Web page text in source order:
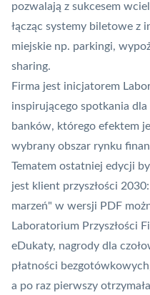
pozwalają z sukcesem
łącząc systemy biletowe z
miejskie np. parkingi,
sharing.
Firma jest inicjatorem
inspirującego spotkania
banków, którego efektem
wybrany obszar rynku
Tematem ostatniej edycji
jest klient przyszłości
marzeń" w wersji PDF
Laboratorium Przyszłości
eDukaty, nagrody dla
płatności
a po raz pierwszy